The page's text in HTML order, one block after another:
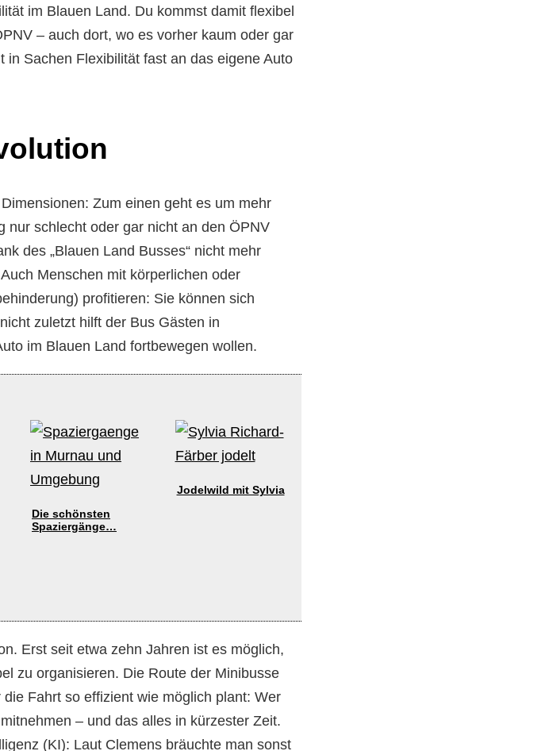
im Blauen Land. Du kommst damit flexibel
– auch dort, wo es vorher kaum oder gar
in Sachen Flexibilität fast an das eigene Auto
Zum einen geht es um mehr
nur schlecht oder gar nicht an den ÖPNV
des „Blauen Land Busses“ nicht mehr
Menschen mit körperlichen oder
profitieren: Sie können sich
zuletzt hilft der Bus Gästen in
im Blauen Land fortbewegen wollen.
Die schönsten
Spaziergänge…
Jodelwild mit Sylvia
Erst seit etwa zehn Jahren ist es möglich,
zu organisieren. Die Route der Minibusse
Fahrt so effizient wie möglich plant: Wer
– und das alles in kürzester Zeit.
(KI): Laut Clemens bräuchte man sonst